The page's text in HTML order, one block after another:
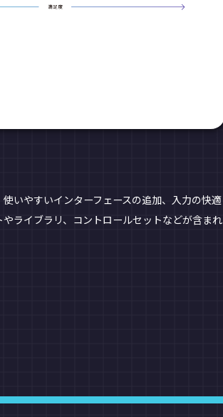
いやすいインターフェースの追加、入力の快適
ライブラリ、コントロールセットなどが含まれ